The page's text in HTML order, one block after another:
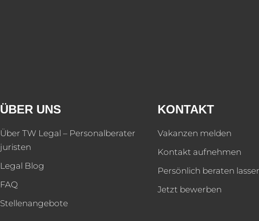
ÜBER UNS
Über TW Legal – Personalberater
juristen
Legal Blog
FAQ
Stellenangebote
KONTAKT
Vakanzen melden
Kontakt aufnehmen
Persönlich beraten
Jetzt bewerben